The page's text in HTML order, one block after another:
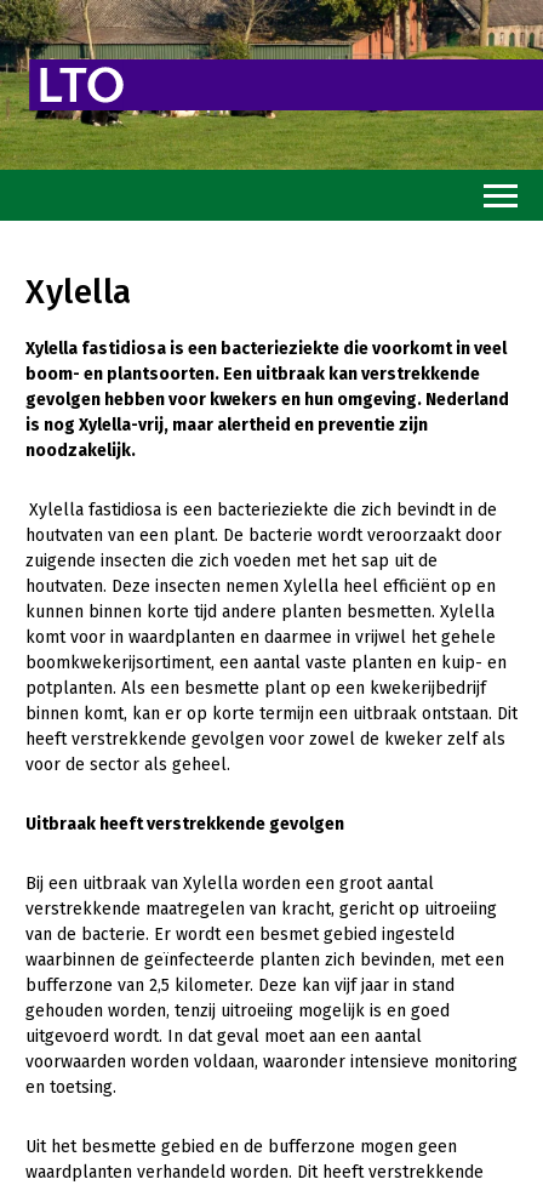
Toekomstvisie
Goed eten
Mooi groen
Sterk ondernemerschap
Thema’s
Gezonde planten
Gezonde dieren
Natuur, klimaat en energie
Bodem en water
Platteland en omgeving
Sectoren
Dier
Biologische Landbouw
Geitenhouderij
Kalverhouderij
Melkveehouderij
Plant
Akkerbouw
Biologische Landbouw
Bomen, vaste planten en zomerbloemen
Xylella
Xylella fastidiosa is een bacterieziekte die voorkomt in veel
boom- en plantsoorten. Een uitbraak kan verstrekkende
gevolgen hebben voor kwekers en hun omgeving. Nederland
is nog Xylella-vrij, maar alertheid en preventie zijn
noodzakelijk.
Xylella fastidiosa is een bacterieziekte die zich bevindt in de
houtvaten van een plant. De bacterie wordt veroorzaakt door
zuigende insecten die zich voeden met het sap uit de
houtvaten. Deze insecten nemen Xylella heel efficiënt op en
kunnen binnen korte tijd andere planten besmetten. Xylella
komt voor in waardplanten en daarmee in vrijwel het gehele
boomkwekerijsortiment, een aantal vaste planten en kuip- en
potplanten. Als een besmette plant op een kwekerijbedrijf
binnen komt, kan er op korte termijn een uitbraak ontstaan. Dit
heeft verstrekkende gevolgen voor zowel de kweker zelf als
voor de sector als geheel.
Uitbraak heeft verstrekkende gevolgen
Bij een uitbraak van Xylella worden een groot aantal
verstrekkende maatregelen van kracht, gericht op uitroeiing
van de bacterie. Er wordt een besmet gebied ingesteld
waarbinnen de geïnfecteerde planten zich bevinden, met een
bufferzone van 2,5 kilometer. Deze kan vijf jaar in stand
gehouden worden, tenzij uitroeiing mogelijk is en goed
uitgevoerd wordt. In dat geval moet aan een aantal
voorwaarden worden voldaan, waaronder intensieve monitoring
en toetsing.
Uit het besmette gebied en de bufferzone mogen geen
waardplanten verhandeld worden. Dit heeft verstrekkende